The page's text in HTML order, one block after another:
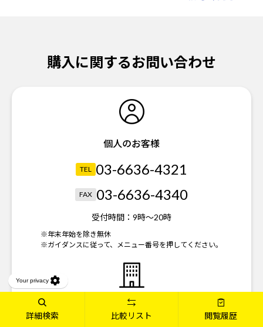
購入に関するお問い合わせ
個人のお客様
TEL 03-6636-4321
FAX 03-6636-4340
受付時間： 9時～20時
※年末年始を除き無休
※ガイダンスに従って、メニュー番号を押してください。
法人のお客様
詳細検索 比較リスト 閲覧履歴